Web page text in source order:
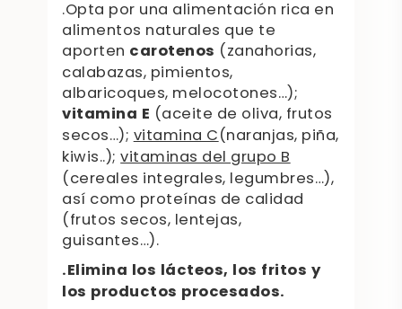
.Opta por una alimentación rica en
alimentos naturales que te
aporten carotenos (zanahorias,
calabazas, pimientos,
albaricoques, melocotones…);
vitamina E (aceite de oliva, frutos
secos…);vitamina C(naranjas, piña,
kiwis..);vitaminas del grupo B
(cereales integrales, legumbres…),
así como proteínas de calidad
(frutos secos, lentejas,
guisantes…).
.Elimina los lácteos, los fritos y
los productos procesados.